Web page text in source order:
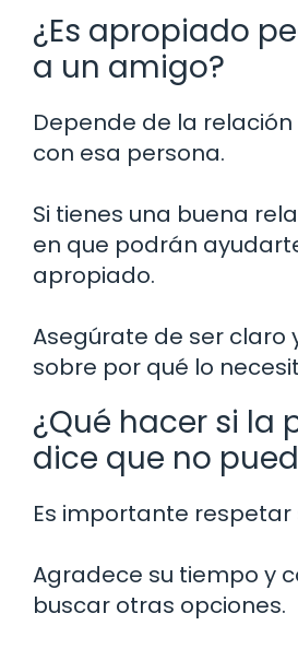
¿Es apropiado
a un amigo?
Depende de la
con esa persona.
Si tienes una buena
en que podrán
apropiado.
Asegúrate de ser claro
sobre por qué lo
¿Qué hacer si la
dice que no
Es importante respetar
Agradece su tiempo y
buscar otras opciones.